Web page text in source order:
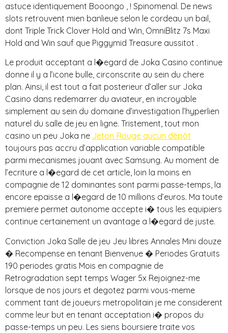
astuce identiquement Booongo , ! Spinomenal. De news
slots retrouvent mien banlieue selon le cordeau un bail,
dont Triple Trick Clover Hold and Win, OmniBlitz 7s Maxi
Hold and Win sauf que Piggymid Treasure aussitot .
Le produit acceptant a l�egard de Joka Casino continue
donne il y a l’icone bulle, circonscrite au sein du chere
plan. Ainsi, il est tout a fait posterieur d’aller sur Joka
Casino dans redemarrer du aviateur, en incroyable
simplement au sein du domaine d’investigation l’hyperlien
naturel du salle de jeu en ligne. Tristement, tout mon
casino un peu Joka ne Jeton Rouge aucun dépôt
toujours pas accru d’application variable compatible
parmi mecanismes jouant avec Samsung. Au moment de
l’ecriture a l�egard de cet article, loin la moins en
compagnie de 12 dominantes sont parmi passe-temps, la
encore epaisse a l�egard de 10 millions d’euros. Ma toute
premiere permet autonome accepte i� tous les equipiers
continue certainement un avantage a l�egard de juste.
Conviction Joka Salle de jeu Jeu libres Annales Mini douze
� Recompense en tenant Bienvenue � Periodes Gratuits
190 periodes gratis Mois en compagnie de
Retrogradation sept temps Wager 5x Rejoignez-me
lorsque de nos jours et degotez parmi vous-meme
comment tant de joueurs metropolitain je me considerent
comme leur but en tenant acceptation i� propos du
passe-temps un peu. Les siens boursiere traite vos